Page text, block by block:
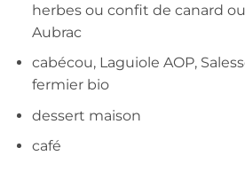
herbes ou confit de canard
Aubrac
cabécou, Laguiole AOP,
fermier bio
dessert maison
café